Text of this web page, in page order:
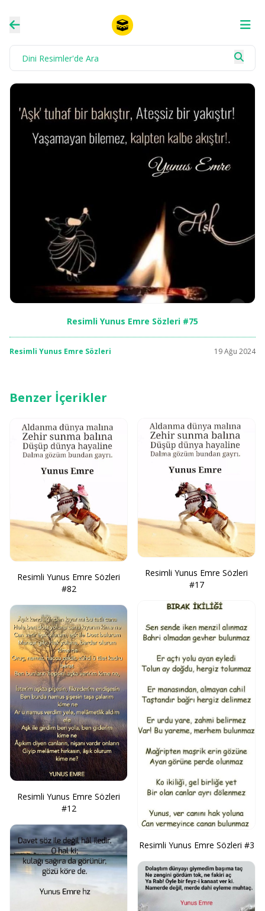
Resimli Yunus Emre Sözleri #75
Resimli Yunus Emre Sözleri 19 Ağu 2024
Benzer İçerikler
Resimli Yunus Emre Sözleri
#82
Resimli Yunus Emre Sözleri
#12
Resimli Yunus Emre Sözleri
#17
Resimli Yunus Emre Sözleri #3